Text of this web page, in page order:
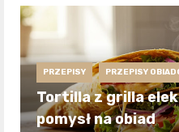
PRZEPISY PRZEPISY
Tortilla z grilla
pomysł na obiad